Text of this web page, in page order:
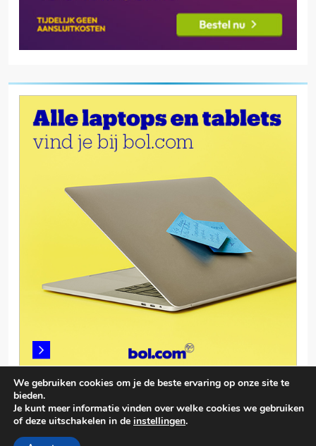
We gebruiken cookies om je de beste ervaring op onze site te
bieden.
Je kunt meer informatie vinden over welke cookies we gebruiken
of deze uitschakelen in de instellingen.